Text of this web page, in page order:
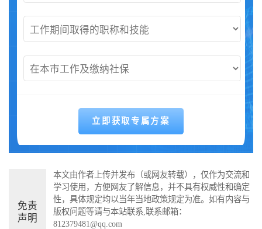
免责
声明
本文由作者上传并发布（或网友转载），仅作为交流和
学习使用，方便网友了解信息，并不具有权威性和确定
性，具体规定均以当年当地政策规定为准。如有内容与
版权问题等请与本站联系,联系邮箱：
812379481@qq.com